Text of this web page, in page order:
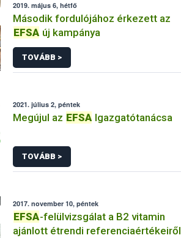
2019. május 6, hétfő
Második fordulójához érkezett az
EFSA új kampánya
TOVÁBB >
2021. július 2, péntek
Megújul az EFSA Igazgatótanácsa
TOVÁBB >
2017. november 10, péntek
EFSA-felülvizsgálat a B2 vitamin
ajánlott étrendi referenciaértékeiről